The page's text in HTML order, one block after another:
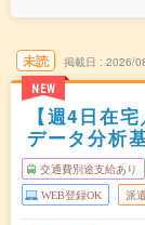
未読
NEW
掲載日 2026/
【週4日在
データ分析
交通費別途支給あり
WEB登録OK 派遣